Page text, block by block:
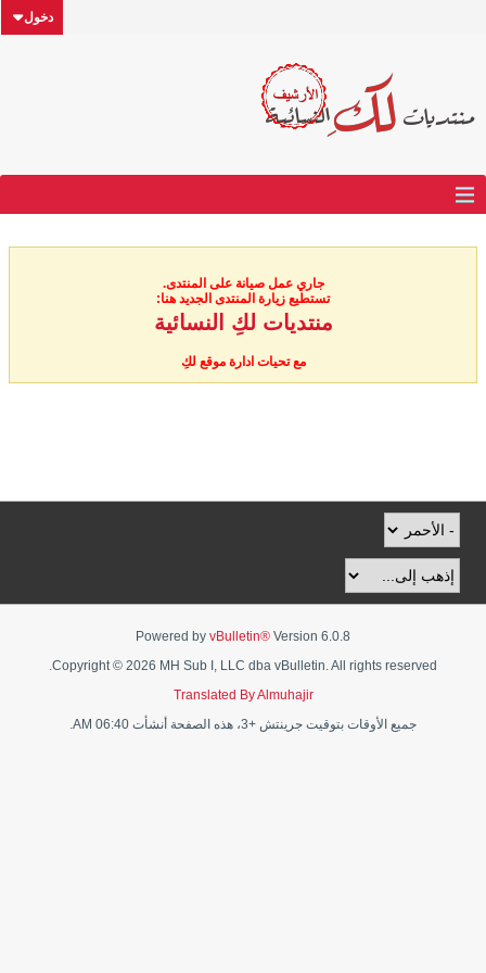
دخول
جاري عمل صيانة على المنتدى.
تستطيع زيارة المنتدى الجديد هنا:
منتديات لكِ النسائية
مع تحيات ادارة موقع لكِ
Powered by vBulletin® Version 6.0.8
Copyright © 2026 MH Sub I, LLC dba vBulletin. All rights reserved.
Translated By Almuhajir
جميع الأوقات بتوقيت جرينتش +3، هذه الصفحة أنشأت 06:40 AM.